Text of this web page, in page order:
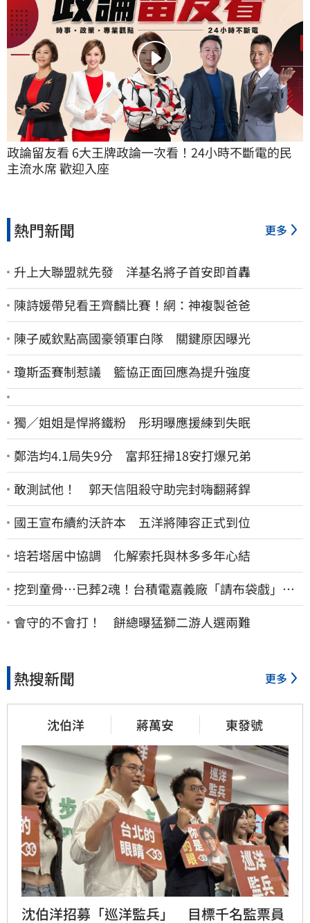
政論留友看 6大王牌政論一次看！24小時不斷電的民
主流水席 歡迎入座
熱門新聞 更多
升上大聯盟就先發 洋基名將子首安即首轟
陳詩媛帶兒看王齊麟比賽！網：神複製爸爸
陳子威欽點高國豪領軍白隊 關鍵原因曝光
瓊斯盃賽制惹議 籃協正面回應為提升強度
獨／姐姐是悍將鐵粉 彤玥曝應援練到失眠
鄭浩均4.1局失9分 富邦狂掃18安打爆兄弟
敢測試他！ 郭天信阻殺守助完封嗨翻蔣銲
國王宣布續約沃許本 五洋將陣容正式到位
培若塔居中協調 化解索托與林多多年心結
挖到童骨…已葬2魂！台積電嘉義廠「請布袋戲」原
因曝
會守的不會打！ 餅總曝猛獅二游人選兩難
熱搜新聞 更多
沈伯洋 蔣萬安 東發號
沈伯洋招募「巡洋監兵」　目標千名監票員